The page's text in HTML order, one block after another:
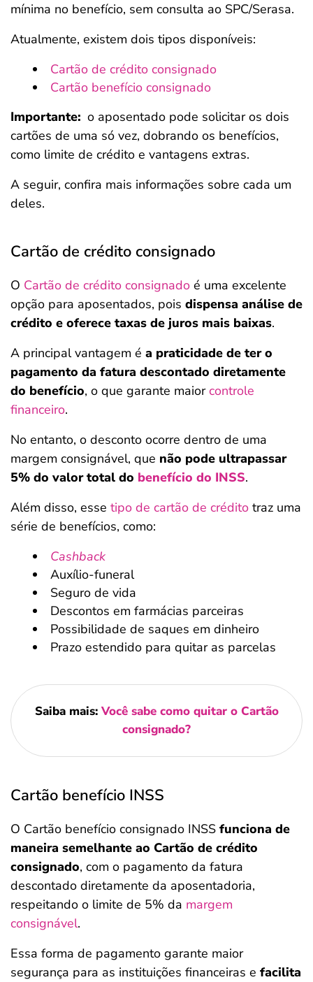
mínima no benefício, sem consulta ao SPC/Serasa.
Atualmente, existem dois tipos disponíveis:
Cartão de crédito consignado
Cartão benefício consignado
Importante: o aposentado pode solicitar os dois
cartões de uma só vez, dobrando os benefícios,
como limite de crédito e vantagens extras.
A seguir, confira mais informações sobre cada um
deles.
Cartão de crédito consignado
O Cartão de crédito consignado é uma excelente
opção para aposentados, pois dispensa análise de
crédito e oferece taxas de juros mais baixas.
A principal vantagem é a praticidade de ter o
pagamento da fatura descontado diretamente
do benefício, o que garante maiorcontrole
financeiro.
No entanto, o desconto ocorre dentro de uma
margem consignável, que não pode ultrapassar
5% do valor total do benefício do INSS.
Além disso, esse tipo de cartão de crédito traz uma
série de benefícios, como:
Cashback
Auxílio-funeral
Seguro de vida
Descontos em farmácias parceiras
Possibilidade de saques em dinheiro
Prazo estendido para quitar as parcelas
Saiba mais: Você sabe como quitar o Cartão
consignado?
Cartão benefício INSS
O Cartão benefício consignado INSS funciona de
maneira semelhante ao Cartão de crédito
consignado, com o pagamento da fatura
descontado diretamente da aposentadoria,
respeitando o limite de 5% da margem
consignável.
Essa forma de pagamento garante maior
segurança para as instituições financeiras e facilita